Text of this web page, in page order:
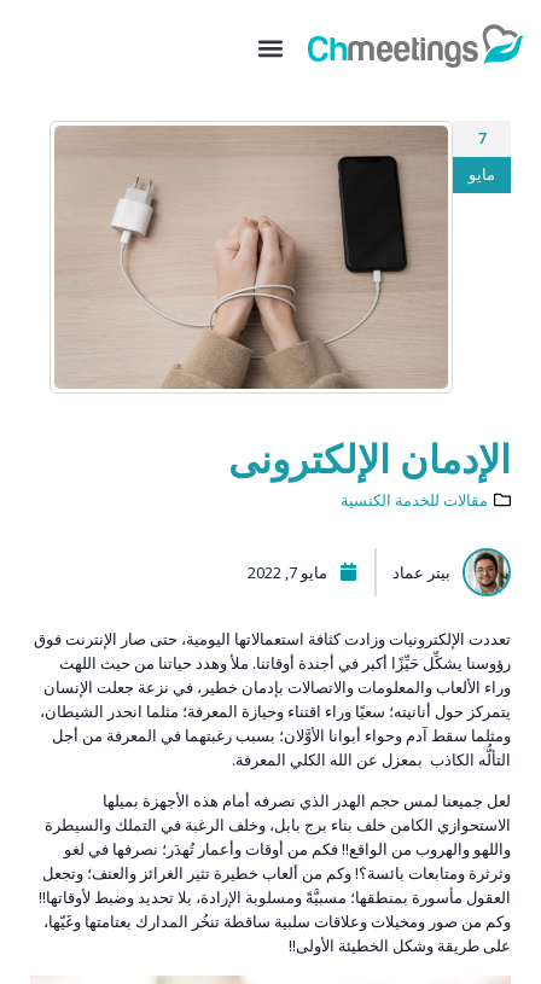
7
مايو
الإدمان الإلكترونى
مقالات للخدمة الكنسية
بيتر عماد مايو 7, 2022
تعددت الإلكترونيات وزادت كثافة استعمالاتها اليومية، حتى صار الإنترنت فوق
رؤوسنا يشكِّل حَيِّزًا أكبر في أجندة أوقاتنا. ملأ وهدد حياتنا من حيث اللهث
وراء الألعاب والمعلومات والاتصالات بإدمان خطير، في نزعة جعلت الإنسان
يتمركز حول أنانيته؛ سعيًا وراء اقتناء وحيازة المعرفة؛ مثلما انحدر الشيطان،
ومثلما سقط آدم وحواء أبوانا الأوَّلان؛ بسبب رغبتهما في المعرفة من أجل
التألُّه الكاذب بمعزل عن الله الكلي المعرفة.
لعل جميعنا لمس حجم الهدر الذﻱ نصرفه أمام هذه الأجهزة بميلها
الاستحوازﻱ الكامن خلف بناء برج بابل، وخلف الرغبة في التملك والسيطرة
واللهو والهروب من الواقع!! فكم من أوقات وأعمار تُهدَر؛ نصرفها في لغو
وثرثرة ومتابعات بائسة؟! وكم من ألعاب خطيرة تثير الغرائز والعنف؛ وتجعل
العقول مأسورة بمنطقها؛ مسبيَّةً ومسلوبة الإرادة، بلا تحديد وضبط لأوقاتها!!
وكم من صور ومخيلات وعلاقات سلبية ساقطة تنخُر المدارك بعتامتها وغَيّها،
على طريقة وشكل الخطيئة الأولى!!